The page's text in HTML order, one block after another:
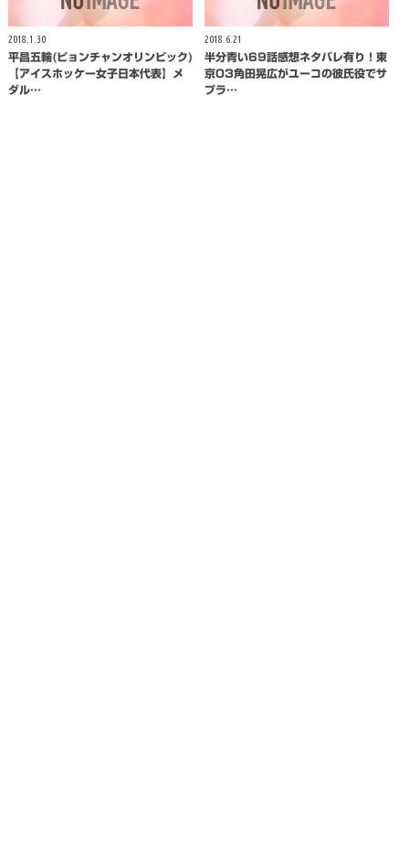
2018.1.30
平昌五輪(ピョンチャンオリンピック)
【アイスホッケー女子日本代表】メ
ダル…
2018.6.21
半分青い69話感想ネタバレ有り！東
京03角田晃広がユーコの彼氏役でサ
プラ…